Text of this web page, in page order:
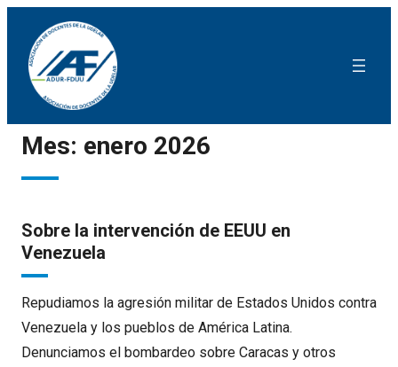
Mes: enero 2026
Sobre la intervención de EEUU en
Venezuela
Repudiamos la agresión militar de Estados Unidos contra
Venezuela y los pueblos de América Latina.
Denunciamos el bombardeo sobre Caracas y otros